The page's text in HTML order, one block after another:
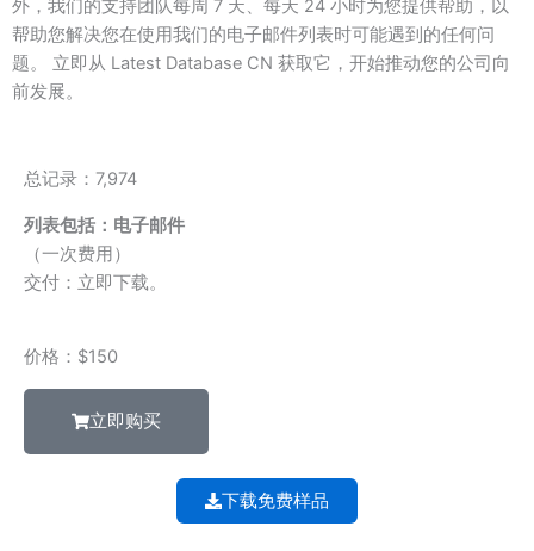
外，我们的支持团队每周 7 天、每天 24 小时为您提供帮助，以
帮助您解决您在使用我们的电子邮件列表时可能遇到的任何问
题。 立即从 Latest Database CN 获取它，开始推动您的公司向
前发展。
总记录：7,974
列表包括：电子邮件
（一次费用）
交付：立即下载。
价格：$150
立即购买
下载免费样品